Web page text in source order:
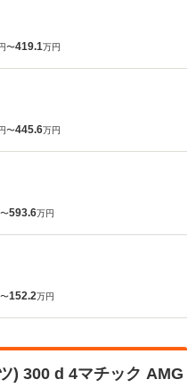
〜419.1万円
〜445.6万円
593.6万円
152.2万円
) 300 d 4マチック AMG